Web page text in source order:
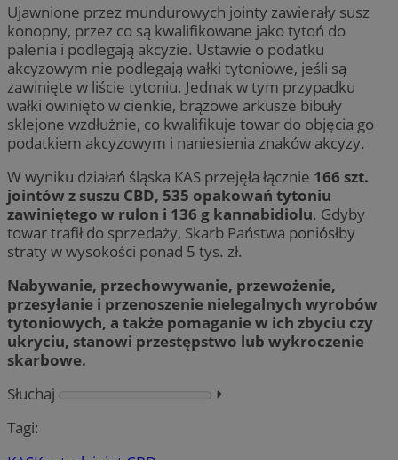
Ujawnione przez mundurowych jointy zawierały susz
konopny, przez co są kwalifikowane jako tytoń do
palenia i podlegają akcyzie. Ustawie o podatku
akcyzowym nie podlegają wałki tytoniowe, jeśli są
zawinięte w liście tytoniu. Jednak w tym przypadku
wałki owinięto w cienkie, brązowe arkusze bibuły
sklejone wzdłużnie, co kwalifikuje towar do objęcia go
podatkiem akcyzowym i naniesienia znaków akcyzy.
W wyniku działań śląska KAS przejęła łącznie 166 szt.
jointów z suszu CBD, 535 opakowań tytoniu
zawiniętego w rulon i 136 g kannabidiolu. Gdyby
towar trafił do sprzedaży, Skarb Państwa poniósłby
straty w wysokości ponad 5 tys. zł.
Nabywanie, przechowywanie, przewożenie,
przesyłanie i przenoszenie nielegalnych wyrobów
tytoniowych, a także pomaganie w ich zbyciu czy
ukryciu, stanowi przestępstwo lub wykroczenie
skarbowe.
Słuchaj
⏵︎
Tagi: